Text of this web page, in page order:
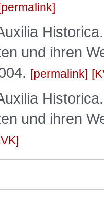
permalink
und ihren
permalink
und ihren